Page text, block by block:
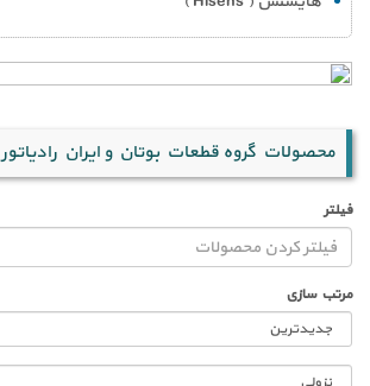
محصولات گروه قطعات بوتان و ایران رادیاتور
فیلتر
مرتب سازی